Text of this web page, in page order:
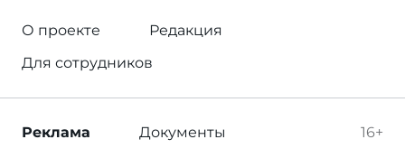
О проекте
Редакция
Для сотрудников
16+
Реклама Документы